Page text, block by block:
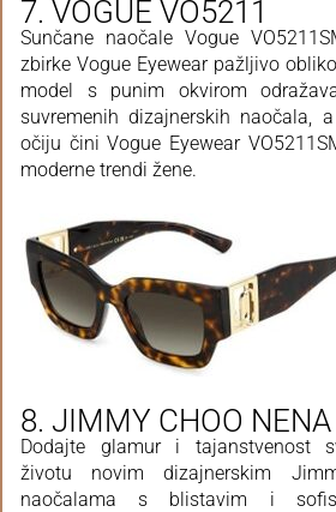
7. VOGUE VO5211
Sunčane naočale Vogue
zbirke Vogue Eyewear pažljivo
model s punim okvirom
suvremenih dizajnerskih naočala,
očiju čini Vogue Eyewear
moderne trendi žene.
8. JIMMY CHOO NENA
Dodajte glamur i tajanstvenost
životu novim dizajnerskim
naočalama s blistavim i